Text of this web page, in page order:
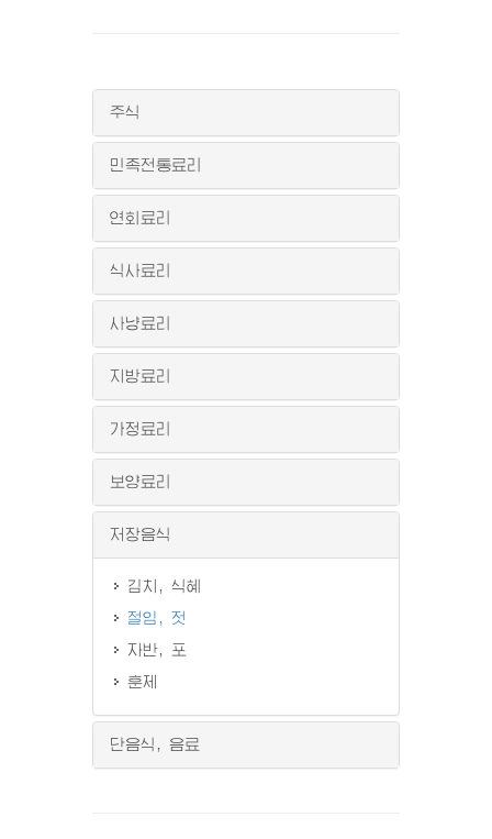
주식
민족전통료리
연회료리
식사료리
사냥료리
지방료리
가정료리
보양료리
저장음식
김치, 식혜
절임, 젓
자반, 포
훈제
단음식, 음료